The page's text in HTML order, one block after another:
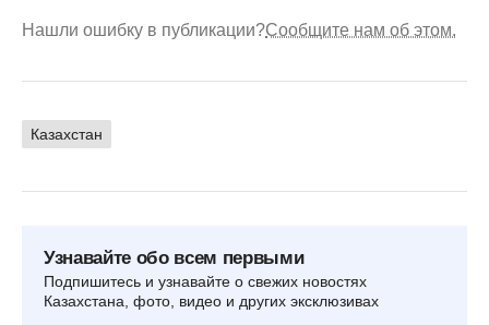
Нашли ошибку в публикации?Сообщите нам об этом.
Казахстан
Узнавайте обо всем первыми
Подпишитесь и узнавайте о свежих новостях
Казахстана, фото, видео и других эксклюзивах